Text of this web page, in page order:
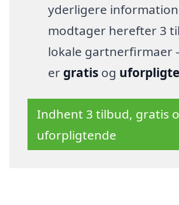
yderligere
modtager herefter 3
lokale gartnerfirmaer
er gratisog
Indhent 3 tilbud, gratis
uforpligtende